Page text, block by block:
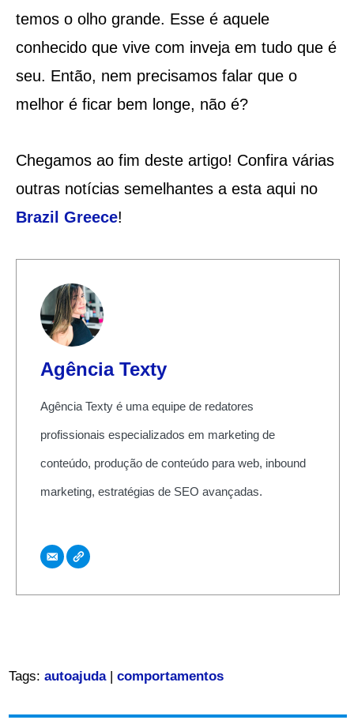
temos o olho grande. Esse é aquele
conhecido que vive com inveja em tudo que é
seu. Então, nem precisamos falar que o
melhor é ficar bem longe, não é?
Chegamos ao fim deste artigo! Confira várias
outras notícias semelhantes a esta aqui no
Brazil Greece!
Agência Texty
Agência Texty é uma equipe de redatores
profissionais especializados em marketing de
conteúdo, produção de conteúdo para web, inbound
marketing, estratégias de SEO avançadas.
Tags: autoajuda| comportamentos